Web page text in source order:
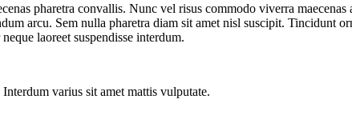
pharetra convallis. Nunc vel risus commodo viverra
arcu. Sem nulla pharetra diam sit amet nisl suscipit. Tincidunt
laoreet suspendisse interdum.
varius sit amet mattis vulputate.